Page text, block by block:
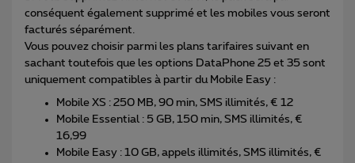
conséquent également supprimé et les mobiles vous seront
facturés séparément.
Vous pouvez choisir parmi les plans tarifaires suivant en
sachant toutefois que les options DataPhone 25 et 35 sont
uniquement compatibles à partir du Mobile Easy :
Mobile XS : 250 MB, 90 min, SMS illimités, € 12
Mobile Essential : 5 GB, 150 min, SMS illimités, €
16,99
Mobile Easy : 10 GB, appels illimités, SMS illimités, €